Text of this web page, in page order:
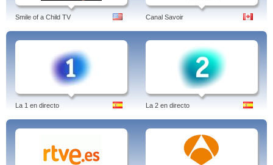
Smile of a Child TV Canal Savoir
La 1 en directo La 2 en directo